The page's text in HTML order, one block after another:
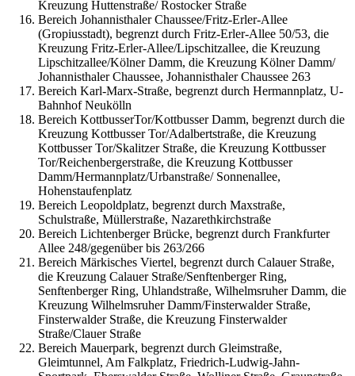
Kreuzung Huttenstraße/ Rostocker Straße
Bereich Johannisthaler Chaussee/Fritz-Erler-Allee
(Gropiusstadt), begrenzt durch Fritz-Erler-Allee 50/53, die
Kreuzung Fritz-Erler-Allee/Lipschitzallee, die Kreuzung
Lipschitzallee/Kölner Damm, die Kreuzung Kölner Damm/
Johannisthaler Chaussee, Johannisthaler Chaussee 263
Bereich Karl-Marx-Straße, begrenzt durch Hermannplatz, U-
Bahnhof Neukölln
Bereich KottbusserTor/Kottbusser Damm, begrenzt durch die
Kreuzung Kottbusser Tor/Adalbertstraße, die Kreuzung
Kottbusser Tor/Skalitzer Straße, die Kreuzung Kottbusser
Tor/Reichenbergerstraße, die Kreuzung Kottbusser
Damm/Hermannplatz/Urbanstraße/ Sonnenallee,
Hohenstaufenplatz
Bereich Leopoldplatz, begrenzt durch Maxstraße,
Schulstraße, Müllerstraße, Nazarethkirchstraße
Bereich Lichtenberger Brücke, begrenzt durch Frankfurter
Allee 248/gegenüber bis 263/266
Bereich Märkisches Viertel, begrenzt durch Calauer Straße,
die Kreuzung Calauer Straße/Senftenberger Ring,
Senftenberger Ring, Uhlandstraße, Wilhelmsruher Damm, die
Kreuzung Wilhelmsruher Damm/Finsterwalder Straße,
Finsterwalder Straße, die Kreuzung Finsterwalder
Straße/Clauer Straße
Bereich Mauerpark, begrenzt durch Gleimstraße,
Gleimtunnel, Am Falkplatz, Friedrich-Ludwig-Jahn-